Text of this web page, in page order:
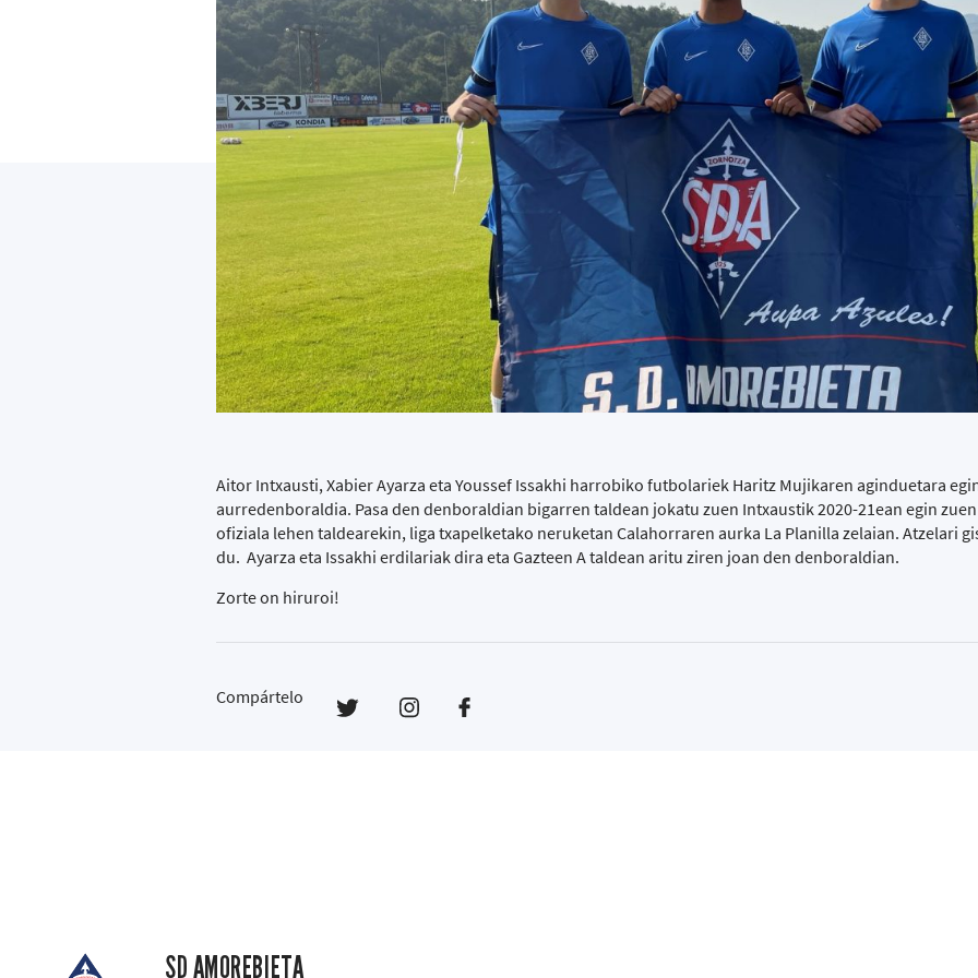
Aitor Intxausti, Xabier Ayarza eta Youssef Issakhi harrobiko futbolariek Haritz Mujikaren aginduetara
aurredenboraldia. Pasa den denboraldian bigarren taldean jokatu zuen Intxaustik 2020-21ean egin
ofiziala lehen taldearekin, liga txapelketako neruketan Calahorraren aurka La Planilla zelaian. Atzelari
du. Ayarza eta Issakhi erdilariak dira eta Gazteen A taldean aritu ziren joan den denboraldian.
Zorte on hiruroi!
Compártelo
SD AMOREBIETA